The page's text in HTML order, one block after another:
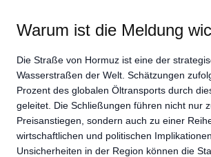
Warum ist die Meldung
Die Straße von Hormuz ist eine der
Wasserstraßen der Welt. Schätzungen
Prozent des globalen Öltransports durch
geleitet. Die Schließungen führen nicht nur
Preisanstiegen, sondern auch zu einer
wirtschaftlichen und politischen
Unsicherheiten in der Region können die